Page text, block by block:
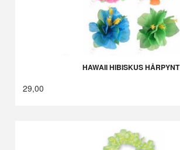
HAWAII HIBISKUS HÅRPYNT
29,00